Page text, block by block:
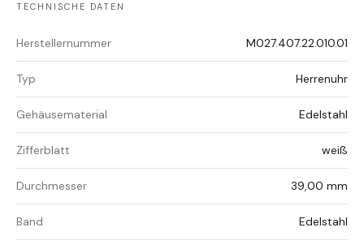
TECHNISCHE DATEN
Herstellernummer M027.407.22.010.01
Typ Herrenuhr
Gehäusematerial Edelstahl
Zifferblatt weiß
Durchmesser 39,00 mm
Band Edelstahl